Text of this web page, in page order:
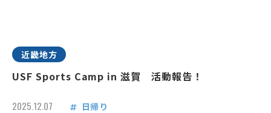
近畿地方
USF Sports Camp in 滋賀 活動報告！
2025.12.07 日帰り